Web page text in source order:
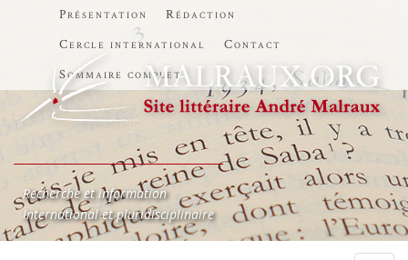
Présentation
Rédaction
Cercle international
Contact
Sommaire complet
Recherche et information
International et pluridisciplinaire